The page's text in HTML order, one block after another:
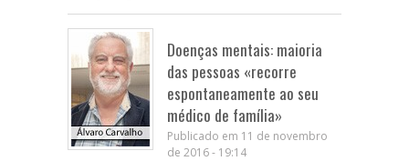
Doenças mentais: maioria
das pessoas «recorre
espontaneamente ao seu
médico de família»
Publicado em 11 de novembro
de 2016 - 19:14